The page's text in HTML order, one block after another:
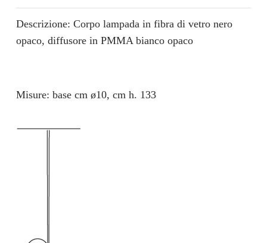
Descrizione: Corpo lampada in fibra di vetro nero
opaco, diffusore in PMMA bianco opaco
Misure: base cm ø10, cm h. 133